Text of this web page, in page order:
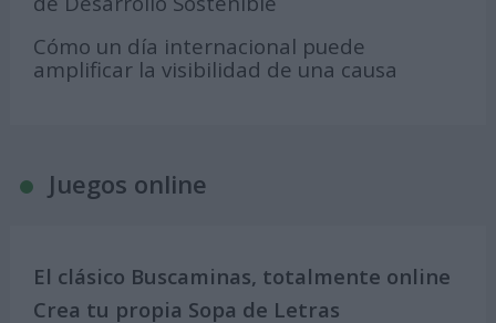
Cómo un día internacional puede
amplificar la visibilidad de una causa
Juegos online
El clásico Buscaminas, totalmente online
Crea tu propia Sopa de Letras